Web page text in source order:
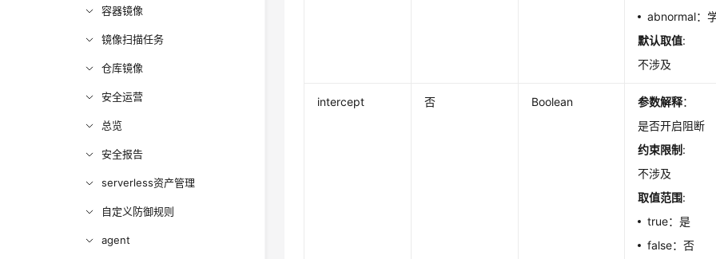
容器镜像
镜像扫描任务
仓库镜像
安全运营
总览
安全报告
serverless资产管理
自定义防御规则
agent
abnormal：
默认取值:
不涉及
intercept 否 Boolean 参数解释：
是否开启阻断
约束限制 :
不涉及
取值范围:
true：是
false：否